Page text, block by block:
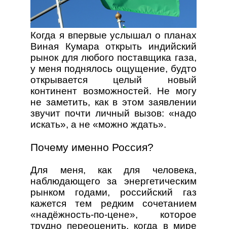
Когда я впервые услышал о планах
Виная Кумара открыть индийский
рынок для любого поставщика газа,
у меня поднялось ощущение, будто
открывается целый новый
континент возможностей. Не могу
не заметить, как в этом заявлении
звучит почти личный вызов: «надо
искать», а не «можно ждать».
Почему именно Россия?
Для меня, как для человека,
наблюдающего за энергетическим
рынком годами, российский газ
кажется тем редким сочетанием
«надёжность‑по‑цене», которое
трудно переоценить, когда в мире